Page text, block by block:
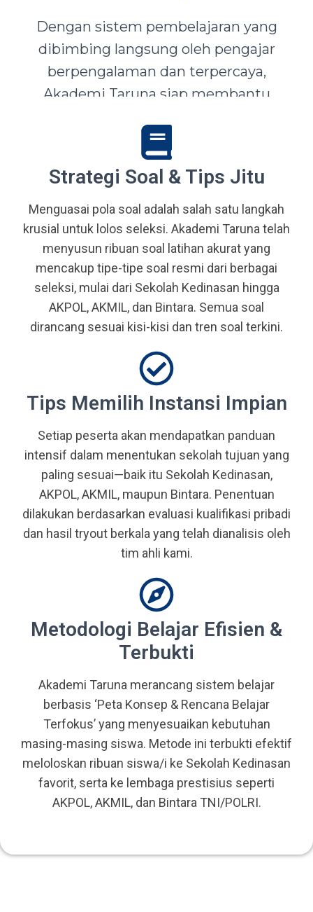
Dengan sistem pembelajaran yang
dibimbing langsung oleh pengajar
berpengalaman dan terpercaya,
Akademi Taruna siap membantu
mewujudkan impian menjadi Taruna,
Abdi Negara, serta prajurit terbaik
bangsa.
Strategi Soal & Tips Jitu
Menguasai pola soal adalah salah satu langkah
krusial untuk lolos seleksi. Akademi Taruna telah
menyusun ribuan soal latihan akurat yang
mencakup tipe-tipe soal resmi dari berbagai
seleksi, mulai dari Sekolah Kedinasan hingga
AKPOL, AKMIL, dan Bintara. Semua soal
dirancang sesuai kisi-kisi dan tren soal terkini.
Tips Memilih Instansi Impian
Setiap peserta akan mendapatkan panduan
intensif dalam menentukan sekolah tujuan yang
paling sesuai—baik itu Sekolah Kedinasan,
AKPOL, AKMIL, maupun Bintara. Penentuan
dilakukan berdasarkan evaluasi kualifikasi pribadi
dan hasil tryout berkala yang telah dianalisis oleh
tim ahli kami.
Metodologi Belajar Efisien &
Terbukti
Akademi Taruna merancang sistem belajar
berbasis ‘Peta Konsep & Rencana Belajar
Terfokus’ yang menyesuaikan kebutuhan
masing-masing siswa. Metode ini terbukti efektif
meloloskan ribuan siswa/i ke Sekolah Kedinasan
favorit, serta ke lembaga prestisius seperti
AKPOL, AKMIL, dan Bintara TNI/POLRI.